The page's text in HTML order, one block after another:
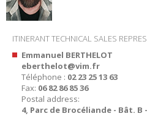
ITINERANT TECHNICAL SALES
Emmanuel BERTHELOT
eberthelot@vim.fr
Téléphone : 02 23 25 13 63
Fax: 06 82 86 85 36
Postal address:
4, Parc de Brocéliande - Bât. B -